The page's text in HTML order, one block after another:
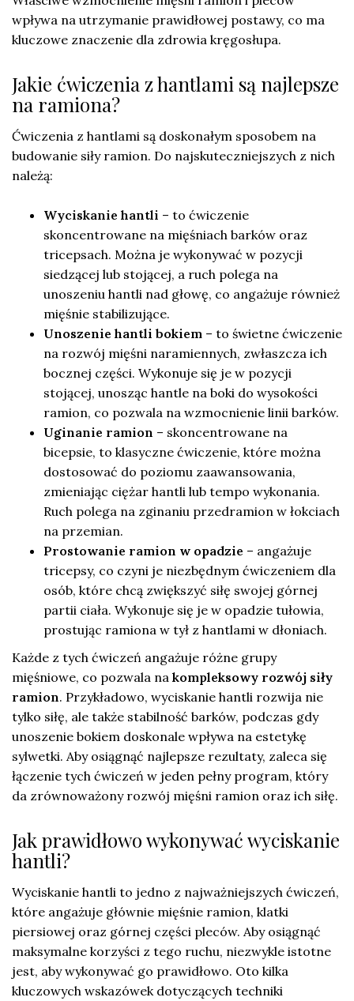
wpływa na utrzymanie prawidłowej postawy, co ma
kluczowe znaczenie dla zdrowia kręgosłupa.
Jakie ćwiczenia z hantlami są najlepsze
na ramiona?
Ćwiczenia z hantlami są doskonałym sposobem na
budowanie siły ramion. Do najskuteczniejszych z nich
należą:
Wyciskanie hantli – to ćwiczenie
skoncentrowane na mięśniach barków oraz
tricepsach. Można je wykonywać w pozycji
siedzącej lub stojącej, a ruch polega na
unoszeniu hantli nad głowę, co angażuje również
mięśnie stabilizujące.
Unoszenie hantli bokiem – to świetne ćwiczenie
na rozwój mięśni naramiennych, zwłaszcza ich
bocznej części. Wykonuje się je w pozycji
stojącej, unosząc hantle na boki do wysokości
ramion, co pozwala na wzmocnienie linii barków.
Uginanie ramion – skoncentrowane na
bicepsie, to klasyczne ćwiczenie, które można
dostosować do poziomu zaawansowania,
zmieniając ciężar hantli lub tempo wykonania.
Ruch polega na zginaniu przedramion w łokciach
na przemian.
Prostowanie ramion w opadzie – angażuje
tricepsy, co czyni je niezbędnym ćwiczeniem dla
osób, które chcą zwiększyć siłę swojej górnej
partii ciała. Wykonuje się je w opadzie tułowia,
prostując ramiona w tył z hantlami w dłoniach.
Każde z tych ćwiczeń angażuje różne grupy
mięśniowe, co pozwala na kompleksowy rozwój siły
ramion. Przykładowo, wyciskanie hantli rozwija nie
tylko siłę, ale także stabilność barków, podczas gdy
unoszenie bokiem doskonale wpływa na estetykę
sylwetki. Aby osiągnąć najlepsze rezultaty, zaleca się
łączenie tych ćwiczeń w jeden pełny program, który
da zrównoważony rozwój mięśni ramion oraz ich siłę.
Jak prawidłowo wykonywać wyciskanie
hantli?
Wyciskanie hantli to jedno z najważniejszych ćwiczeń,
które angażuje głównie mięśnie ramion, klatki
piersiowej oraz górnej części pleców. Aby osiągnąć
maksymalne korzyści z tego ruchu, niezwykle istotne
jest, aby wykonywać go prawidłowo. Oto kilka
kluczowych wskazówek dotyczących techniki